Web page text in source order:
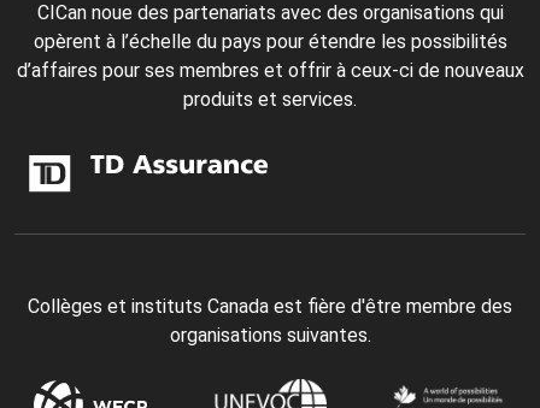
CICan noue des partenariats avec des organisations qui
opèrent à l’échelle du pays pour étendre les possibilités
d’affaires pour ses membres et offrir à ceux-ci de nouveaux
produits et services.
Collèges et instituts Canada est fière d'être membre des
organisations suivantes.